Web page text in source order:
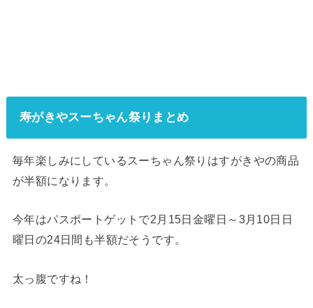
寿がきやスーちゃん祭りまとめ
毎年楽しみにしているスーちゃん祭りはすがきやの商品
が半額になります。
今年はパスポートゲットで2月15日金曜日～3月10日日
曜日の24日間も半額だそうです。
太っ腹ですね！